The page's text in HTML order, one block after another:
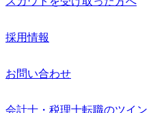
採用情報
お問い合わせ
会計士・税理士転職のツイン